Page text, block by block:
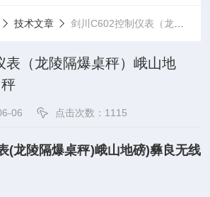
技术文章 剑川C602控制仪表（龙陵隔爆桌秤）峨山地磅）彝良无线吊秤
表（龙陵隔爆桌秤）峨山地
06 点击次数：1115
(龙陵隔爆桌秤)峨山地磅)彝良无线